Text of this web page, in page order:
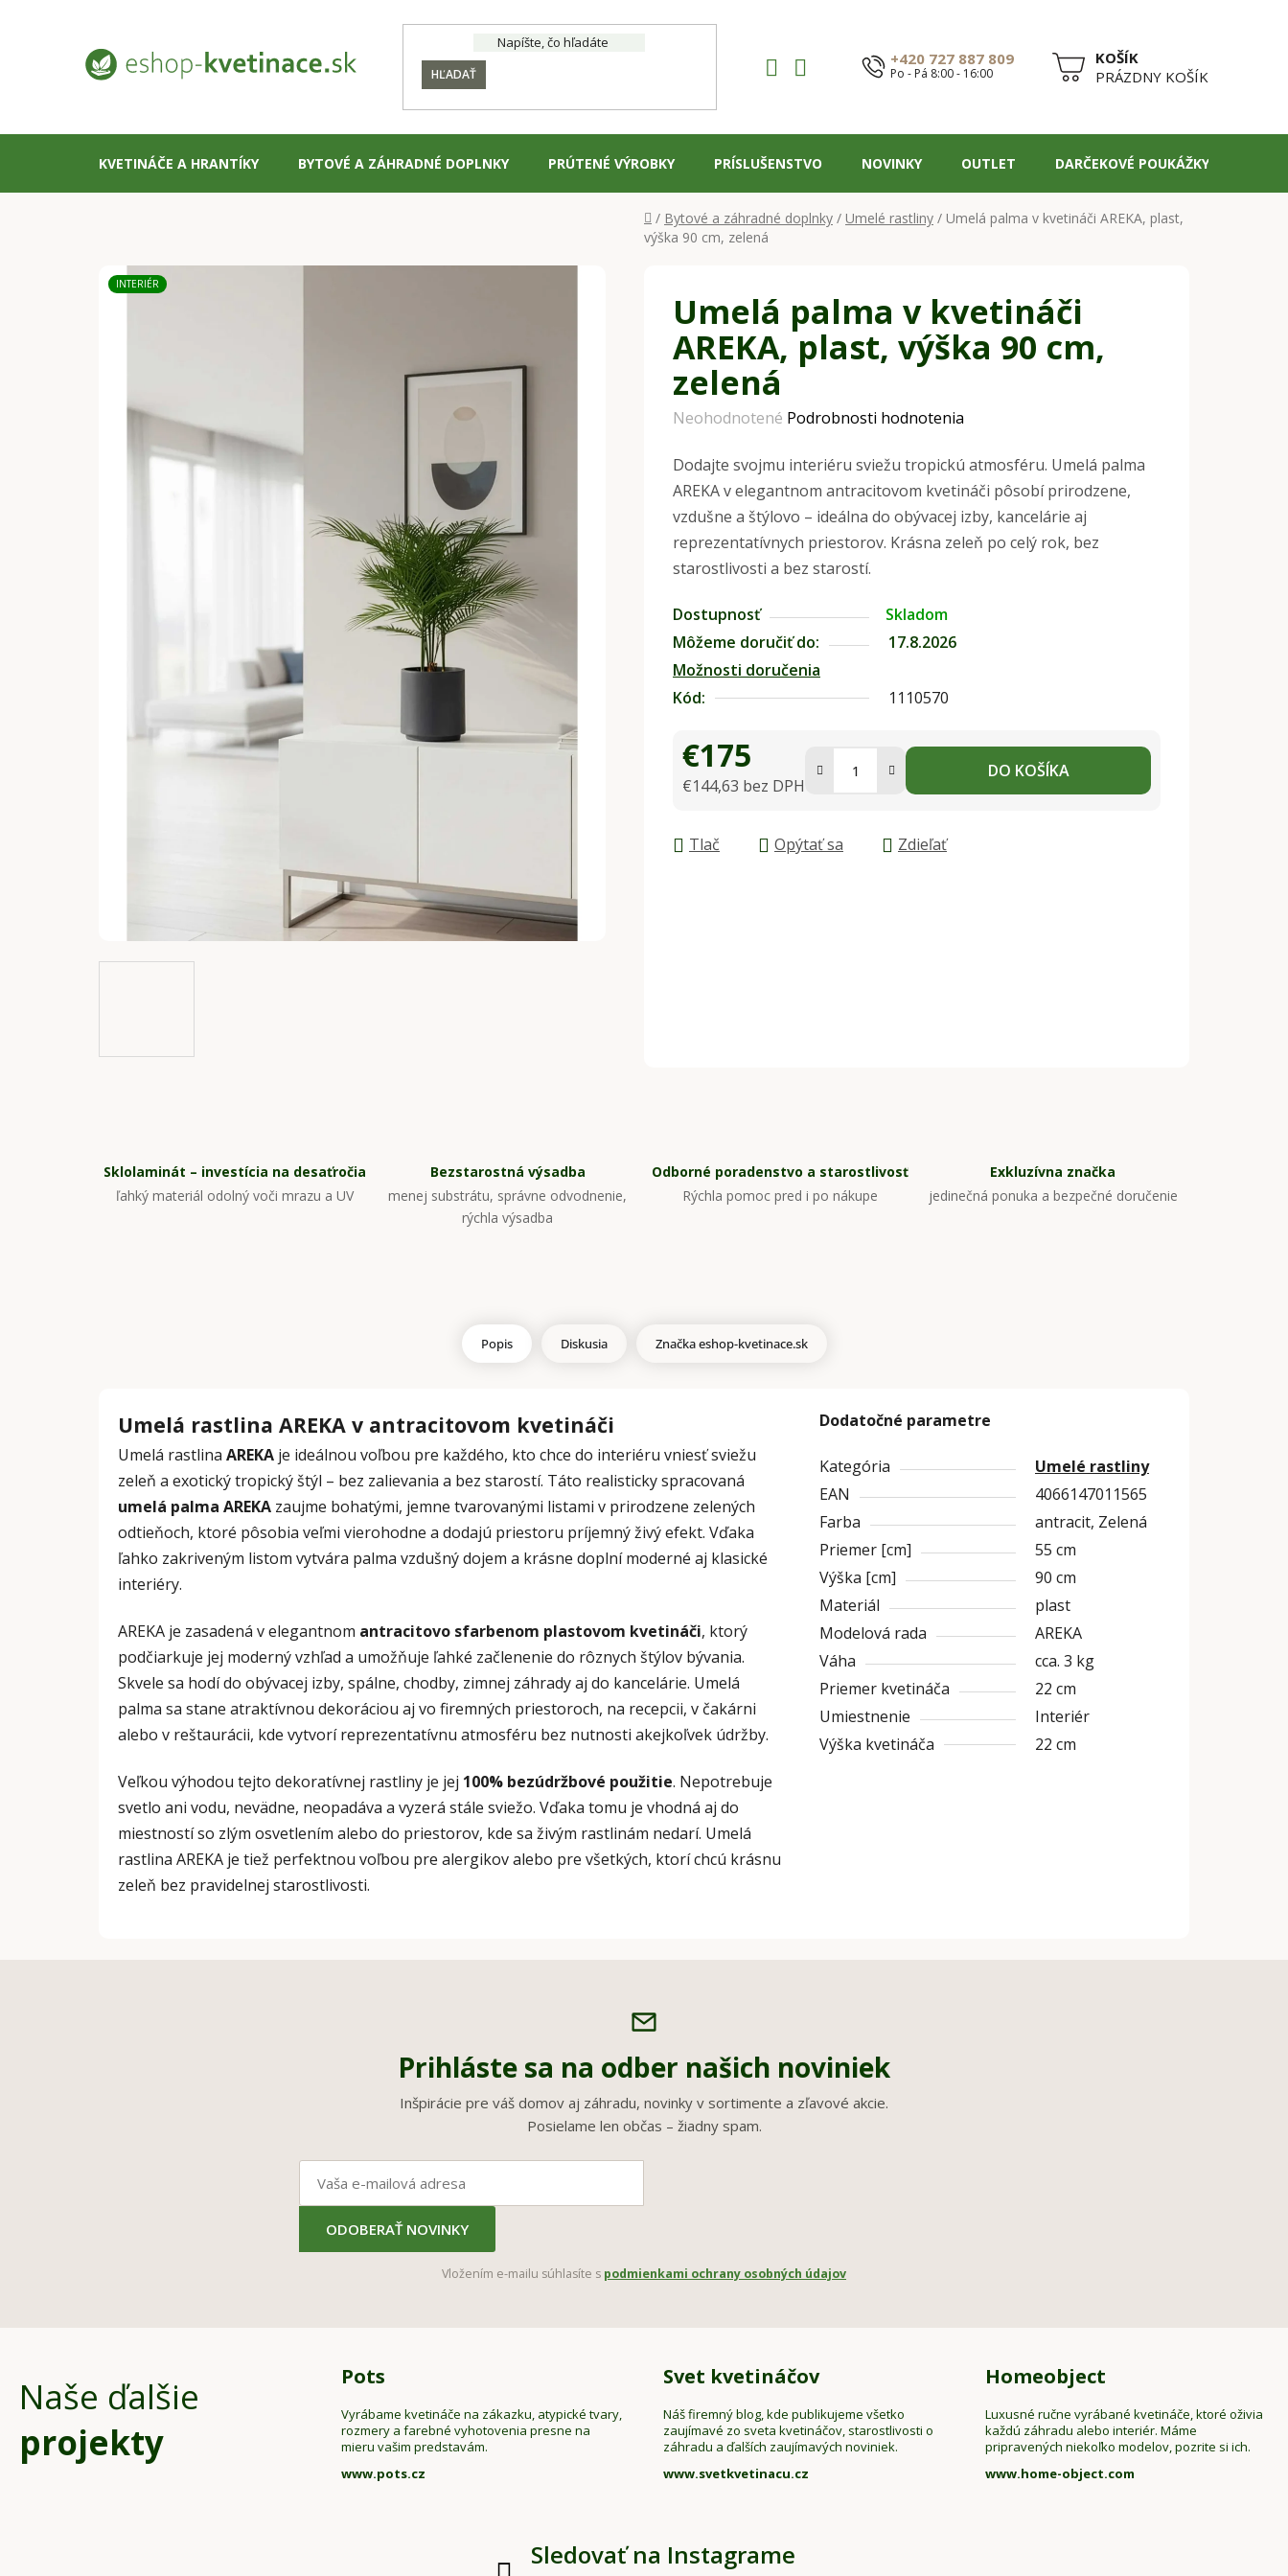
HĽADAŤ
+420 727 887 809
Po - Pá 8:00 - 16:00
NÁKUPNÝPRÁZDNY KOŠÍK
KVETINÁČE A HRANTÍKY BYTOVÉ A ZÁHRADNÉ DOPLNKY PRÚTENÉ VÝROBKY PRÍSLUŠENSTVO NOVINKY OUTLET DARČEKOVÉ POUKÁŽKY
Domov
/ Bytové a záhradné doplnky / Umelé rastliny / Umelá palma v kvetináči AREKA, plast,
výška 90 cm, zelená
Umelá palma v kvetináči
AREKA, plast, výška 90 cm,
zelená
Priemerné
produktu
je
0,0
z
5
Neohodnotené Podrobnosti hodnotenia
Dodajte svojmu interiéru sviežu tropickú atmosféru. Umelá palma
AREKA v elegantnom antracitovom kvetináči pôsobí prirodzene,
vzdušne a štýlovo – ideálna do obývacej izby, kancelárie aj
reprezentatívnych priestorov. Krásna zeleň po celý rok, bez
starostlivosti a bez starostí.
Dostupnosť
Skladom
Môžeme doručiť do:
17.8.2026
Možnosti doručenia
Kód:
1110570
€175
€144,63 bez DPH
DO KOŠÍKA
Tlač Opýtať sa Zdieľať
INTERIÉR
Sklolaminát – investícia na desaťročia
ľahký materiál odolný voči mrazu a UV
Bezstarostná výsadba
menej substrátu, správne odvodnenie,
rýchla výsadba
Odborné poradenstvo a starostlivosť
Rýchla pomoc pred i po nákupe
Exkluzívna značka
jedinečná ponuka a bezpečné doručenie
Popis Diskusia Značkaeshop-kvetinace.sk
Umelá rastlina AREKA v antracitovom kvetináči
Umelá rastlina AREKA je ideálnou voľbou pre každého, kto chce do interiéru vniesť sviežu
zeleň a exotický tropický štýl – bez zalievania a bez starostí. Táto realisticky spracovaná
umelá palma AREKA zaujme bohatými, jemne tvarovanými listami v prirodzene zelených
odtieňoch, ktoré pôsobia veľmi vierohodne a dodajú priestoru príjemný živý efekt. Vďaka
ľahko zakriveným listom vytvára palma vzdušný dojem a krásne doplní moderné aj klasické
interiéry.
AREKA je zasadená v elegantnom antracitovo sfarbenom plastovom kvetináči, ktorý
podčiarkuje jej moderný vzhľad a umožňuje ľahké začlenenie do rôznych štýlov bývania.
Skvele sa hodí do obývacej izby, spálne, chodby, zimnej záhrady aj do kancelárie. Umelá
palma sa stane atraktívnou dekoráciou aj vo firemných priestoroch, na recepcii, v čakárni
alebo v reštaurácii, kde vytvorí reprezentatívnu atmosféru bez nutnosti akejkoľvek údržby.
Veľkou výhodou tejto dekoratívnej rastliny je jej 100% bezúdržbové použitie. Nepotrebuje
svetlo ani vodu, nevädne, neopadáva a vyzerá stále sviežo. Vďaka tomu je vhodná aj do
miestností so zlým osvetlením alebo do priestorov, kde sa živým rastlinám nedarí. Umelá
rastlina AREKA je tiež perfektnou voľbou pre alergikov alebo pre všetkých, ktorí chcú krásnu
zeleň bez pravidelnej starostlivosti.
Dodatočné parametre
Kategória
Umelé rastliny
EAN
4066147011565
Farba
antracit, Zelená
Priemer [cm]
55 cm
Výška [cm]
90 cm
Materiál
plast
Modelová rada
AREKA
Váha
cca. 3 kg
Priemer kvetináča
22 cm
Umiestnenie
Interiér
Výška kvetináča
22 cm
Prihláste sa na odber našich noviniek
Inšpirácie pre váš domov aj záhradu, novinky v sortimente a zľavové akcie.
Posielame len občas – žiadny spam.
ODOBERAŤ NOVINKY
Vložením e-mailu súhlasíte s podmienkami ochrany osobných údajov
Naše ďalšie
projekty
Pots
Vyrábame kvetináče na zákazku, atypické tvary,
rozmery a farebné vyhotovenia presne na
mieru vašim predstavám.
www.pots.cz
Svet kvetináčov
Náš firemný blog, kde publikujeme všetko
zaujímavé zo sveta kvetináčov, starostlivosti o
záhradu a ďalších zaujímavých noviniek.
www.svetkvetinacu.cz
Homeobject
Luxusné ručne vyrábané kvetináče, ktoré oživia
každú záhradu alebo interiér. Máme
pripravených niekoľko modelov, pozrite si ich.
www.home-object.com
Sledovať na Instagrame